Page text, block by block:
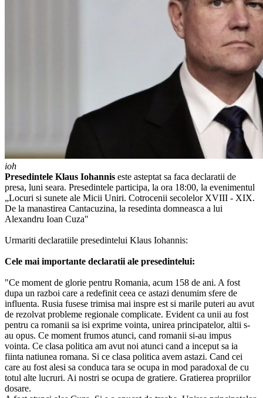
ioh
Presedintele Klaus Iohannis este asteptat sa faca declaratii de
presa, luni seara. Presedintele participa, la ora 18:00, la evenimentul
„Locuri si sunete ale Micii Uniri. Cotrocenii secolelor XVIII - XIX.
De la manastirea Cantacuzina, la resedinta domneasca a lui
Alexandru Ioan Cuza"
Urmariti declaratiile presedintelui Klaus Iohannis:
Cele mai importante declaratii ale presedintelui:
"Ce moment de glorie pentru Romania, acum 158 de ani. A fost
dupa un razboi care a redefinit ceea ce astazi denumim sfere de
influenta. Rusia fusese trimisa mai inspre est si marile puteri au avut
de rezolvat probleme regionale complicate. Evident ca unii au fost
pentru ca romanii sa isi exprime vointa, unirea principatelor, altii s-
au opus. Ce moment frumos atunci, cand romanii si-au impus
vointa. Ce clasa politica am avut noi atunci cand a inceput sa ia
fiinta natiunea romana. Si ce clasa politica avem astazi. Cand cei
care au fost alesi sa conduca tara se ocupa in mod paradoxal de cu
totul alte lucruri. Ai nostri se ocupa de gratiere. Gratierea propriilor
dosare.